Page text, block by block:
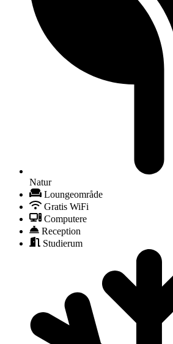
Natur
Loungeområde
Gratis WiFi
Computere
Reception
Studierum